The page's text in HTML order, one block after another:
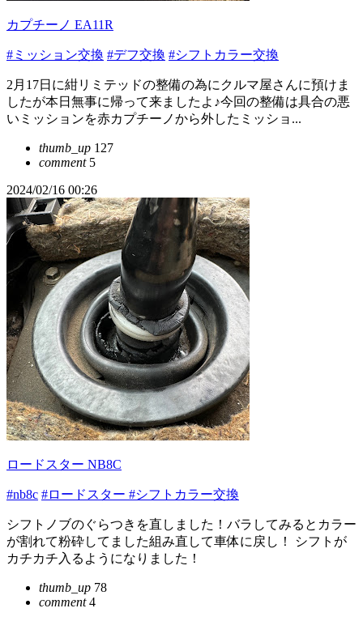
カプチーノ EA11R
#ミッション交換 #デフ交換 #シフトカラー交換
2月17日に紺リミテッドの整備の為にクルマ屋さんに預けま
したが本日無事に帰って来ましたよ♪今回の整備は具合の悪
いミッションを赤カプチーノから外したミッショ...
thumb_up 127
comment5
2024/02/16 00:26
ロードスター NB8C
#nb8c #ロードスター #シフトカラー交換
シフトノブのぐらつきを直しました！バラしてみるとカラー
が割れて粉砕してました組み直して車体に戻し！ シフトが
カチカチ入るようになりました！
thumb_up 78
comment4